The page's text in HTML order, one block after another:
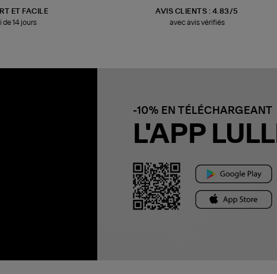
ET FACILE
de 14 jours
AVIS CLIENTS : 4.83/5
avec avis vérifiés
-10% EN TÉLÉCHARGEANT
L'APP LULLI